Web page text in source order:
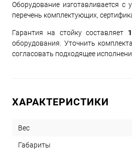
Оборудование изготавливается с
перечень комплектующих,
Гарантия на стойку составляет
оборудования. Уточнить
согласовать подходящее
ХАРАКТЕРИСТИКИ
Вес
Габариты